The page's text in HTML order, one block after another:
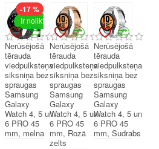
Ir noliktavā
-17 %
Nerūsējošā
tērauda
viedpulksteņa
siksniņa bez
spraugas
Samsung
Galaxy
Watch 4, 5 un
6 PRO 45
mm, melna
Nerūsējošā
tērauda
viedpulksteņa
siksniņa bez
spraugas
Samsung
Galaxy
Watch 4, 5 un
6 PRO 45
mm, Rozā
zelts
Nerūsējošā
tērauda
viedpulksteņa
siksniņa bez
spraugas
Samsung
Galaxy
Watch 4, 5 un
6 PRO 45
mm, Sudrabs